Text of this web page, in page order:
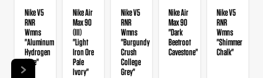
Nike V5
RNR
Wmns
"Aluminum
Hydrogen
Blue"
Nike Air
Max 90
(III)
"Light
Iron Ore
Pale
Ivory"
Nike V5
RNR
Wmns
"Burgundy
Crush
College
Grey"
Nike Air
Max 90
"Dark
Beetroot
Cavestone"
Nike V5
RNR
Wmns
"Shimmer
Chalk"